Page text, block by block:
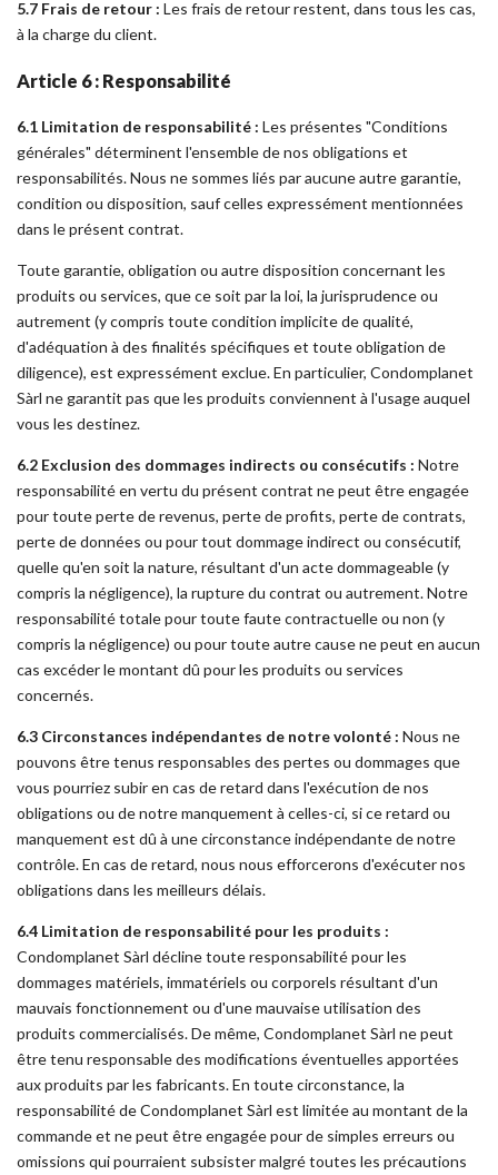
5.7 Frais de retour : Les frais de retour restent, dans tous les cas,
à la charge du client.
Article 6 : Responsabilité
6.1 Limitation de responsabilité : Les présentes "Conditions
générales" déterminent l'ensemble de nos obligations et
responsabilités. Nous ne sommes liés par aucune autre garantie,
condition ou disposition, sauf celles expressément mentionnées
dans le présent contrat.
Toute garantie, obligation ou autre disposition concernant les
produits ou services, que ce soit par la loi, la jurisprudence ou
autrement (y compris toute condition implicite de qualité,
d'adéquation à des finalités spécifiques et toute obligation de
diligence), est expressément exclue. En particulier, Condomplanet
Sàrl ne garantit pas que les produits conviennent à l'usage auquel
vous les destinez.
6.2 Exclusion des dommages indirects ou consécutifs : Notre
responsabilité en vertu du présent contrat ne peut être engagée
pour toute perte de revenus, perte de profits, perte de contrats,
perte de données ou pour tout dommage indirect ou consécutif,
quelle qu'en soit la nature, résultant d'un acte dommageable (y
compris la négligence), la rupture du contrat ou autrement. Notre
responsabilité totale pour toute faute contractuelle ou non (y
compris la négligence) ou pour toute autre cause ne peut en aucun
cas excéder le montant dû pour les produits ou services
concernés.
6.3 Circonstances indépendantes de notre volonté : Nous ne
pouvons être tenus responsables des pertes ou dommages que
vous pourriez subir en cas de retard dans l'exécution de nos
obligations ou de notre manquement à celles-ci, si ce retard ou
manquement est dû à une circonstance indépendante de notre
contrôle. En cas de retard, nous nous efforcerons d'exécuter nos
obligations dans les meilleurs délais.
6.4 Limitation de responsabilité pour les produits :
Condomplanet Sàrl décline toute responsabilité pour les
dommages matériels, immatériels ou corporels résultant d'un
mauvais fonctionnement ou d'une mauvaise utilisation des
produits commercialisés. De même, Condomplanet Sàrl ne peut
être tenu responsable des modifications éventuelles apportées
aux produits par les fabricants. En toute circonstance, la
responsabilité de Condomplanet Sàrl est limitée au montant de la
commande et ne peut être engagée pour de simples erreurs ou
omissions qui pourraient subsister malgré toutes les précautions